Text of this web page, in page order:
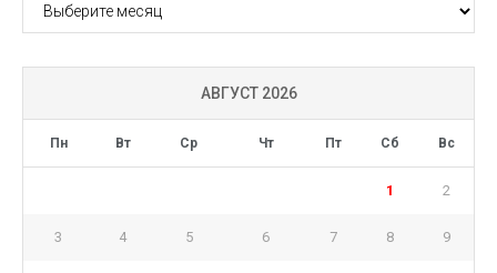
АВГУСТ 2026
Пн Вт Ср Чт Пт Сб Вс
1 2
3 4 5 6 7 8 9